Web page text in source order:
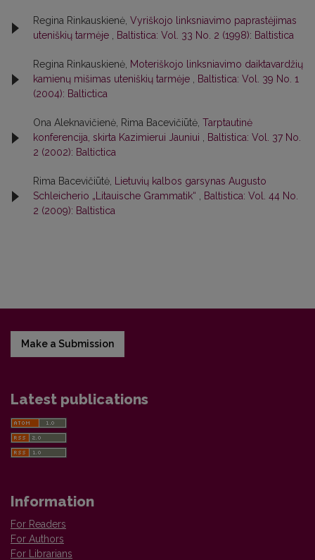
Regina Rinkauskienė, Vyriškojo linksniavimo paprastėjimas
uteniškių tarmėje
Baltistica: Vol. 33 No. 2 (1998): Baltistica
Regina Rinkauskienė, Moteriškojo linksniavimo daiktavardžių
kamienų mišimas uteniškių tarmėje
Baltistica: Vol. 39 No. 1
(2004): Baltictica
Ona Aleknavičienė, Rima Bacevičiūtė, Tarptautinė
konferencija, skirta Kazimierui Jauniui
Baltistica: Vol. 37 No.
2 (2002): Baltictica
Rima Bacevičiūtė,
Lietuvių kalbos garsynas Augusto
Schleicherio „Litauische Grammatik“
Baltistica: Vol. 44 No.
2 (2009): Baltistica
Make a Submission
Latest publications
Information
For Readers
For Authors
For Librarians